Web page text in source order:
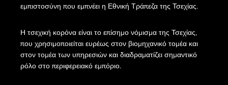
εμπιστοσύνη που εμπνέει η Εθνική Τράπεζα της Τσεχίας.
Η τσεχική κορόνα είναι το επίσημο νόμισμα της Τσεχίας,
που χρησιμοποιείται ευρέως στον βιομηχανικό τομέα και
στον τομέα των υπηρεσιών και διαδραματίζει σημαντικό
ρόλο στο περιφερειακό εμπόριο.